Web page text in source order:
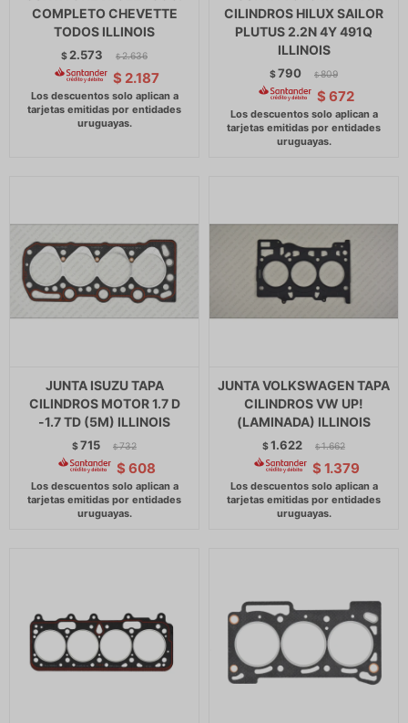
COMPLETO CHEVETTE
TODOS ILLINOIS
$ 2.573 $ 2.636
$ 2.187
CILINDROS HILUX SAILOR
PLUTUS 2.2N 4Y 491Q
ILLINOIS
$790 $ 809
$ 672
JUNTA ISUZU TAPA
CILINDROS MOTOR 1.7 D
-1.7 TD (5M) ILLINOIS
$715 $ 732
$ 608
JUNTA VOLKSWAGEN TAPA
CILINDROS VW UP!
(LAMINADA) ILLINOIS
$1.622 $ 1.662
$ 1.379